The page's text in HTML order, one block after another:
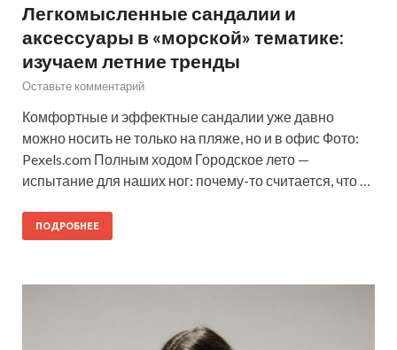
Легкомысленные сандалии и
аксессуары в «морской» тематике:
изучаем летние тренды
Оставьте комментарий
Комфортные и эффектные сандалии уже давно
можно носить не только на пляже, но и в офис Фото:
Pexels.com Полным ходом Городское лето —
испытание для наших ног: почему-­то считается, что …
ПОДРОБНЕЕ